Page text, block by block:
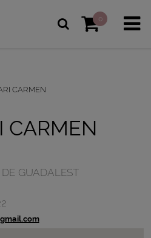
0
CARMEN
CARMEN
GUADALEST